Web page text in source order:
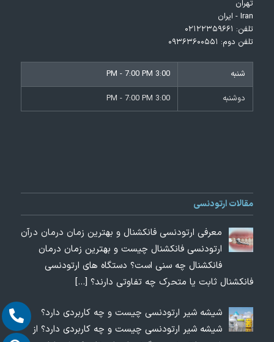
تهران
Iran - ایران
تلفن: ۰۲۱۲۲۳۵۹۶۶۱
تلفن دوم: ۰۹۳۶۳۶۰۰۵۵۱
شنبه
3:00 PM - 7:00 PM
دوشنبه
3:00 PM - 7:00 PM
مقالات ارتودنسی
معرفی ارتودنسی فانکشنال و بهترین زمان درمان درآن
ارتودنسی فانکشنال چیست و بهترین زمان درمان
فانکشنال چه سنی است؟ دستگاه های ارتودنسی
فانکشنال ثابت یا متحرک چه تفاوتی دارند؟[…]
شیشه شیر ارتودنسی چیست و چه کاربردی دارد؟
شیشه شیر ارتودنسی چیست و چه کاربردی دارد؟ از